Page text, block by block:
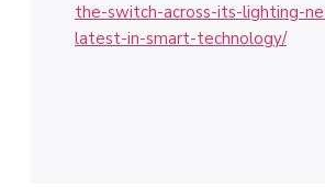
the-switch-across-its-lighting-
latest-in-smart-technology/